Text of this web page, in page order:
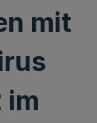
mit
im